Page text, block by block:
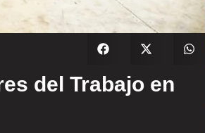
del Trabajo en